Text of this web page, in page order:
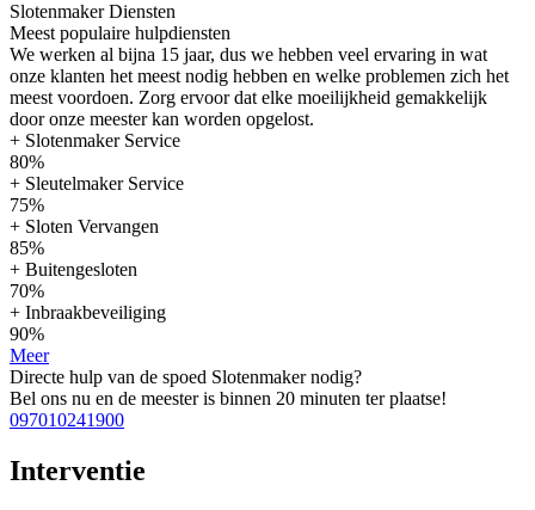
Slotenmaker Diensten
Meest populaire hulpdiensten
We werken al bijna 15 jaar, dus we hebben veel ervaring in wat
onze klanten het meest nodig hebben en welke problemen zich het
meest voordoen. Zorg ervoor dat elke moeilijkheid gemakkelijk
door onze meester kan worden opgelost.
+ Slotenmaker Service
80%
+ Sleutelmaker Service
75%
+ Sloten Vervangen
85%
+ Buitengesloten
70%
+ Inbraakbeveiliging
90%
Meer
Directe hulp van de spoed Slotenmaker nodig?
Bel ons nu en de meester is binnen 20 minuten ter plaatse!
097010241900
Interventie